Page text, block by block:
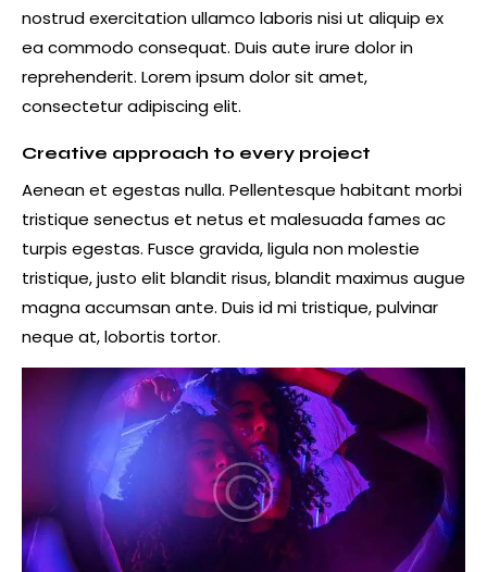
nostrud exercitation ullamco laboris nisi ut aliquip ex
ea commodo consequat. Duis aute irure dolor in
reprehenderit. Lorem ipsum dolor sit amet,
consectetur adipiscing elit.
Creative approach to every project
Aenean et egestas nulla. Pellentesque habitant morbi
tristique senectus et netus et malesuada fames ac
turpis egestas. Fusce gravida, ligula non molestie
tristique, justo elit blandit risus, blandit maximus augue
magna accumsan ante. Duis id mi tristique, pulvinar
neque at, lobortis tortor.